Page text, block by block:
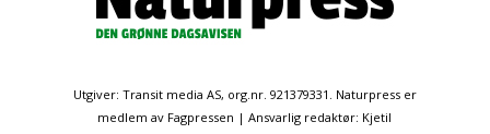
Utgiver: Transit media AS, org.nr. 921379331. Naturpress er
medlem av Fagpressen | Ansvarlig redaktør: Kjetil